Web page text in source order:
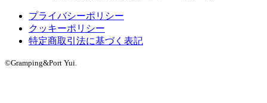
プライバシーポリシー
クッキーポリシー
特定商取引法に基づく表記
©Gramping&Port Yui.